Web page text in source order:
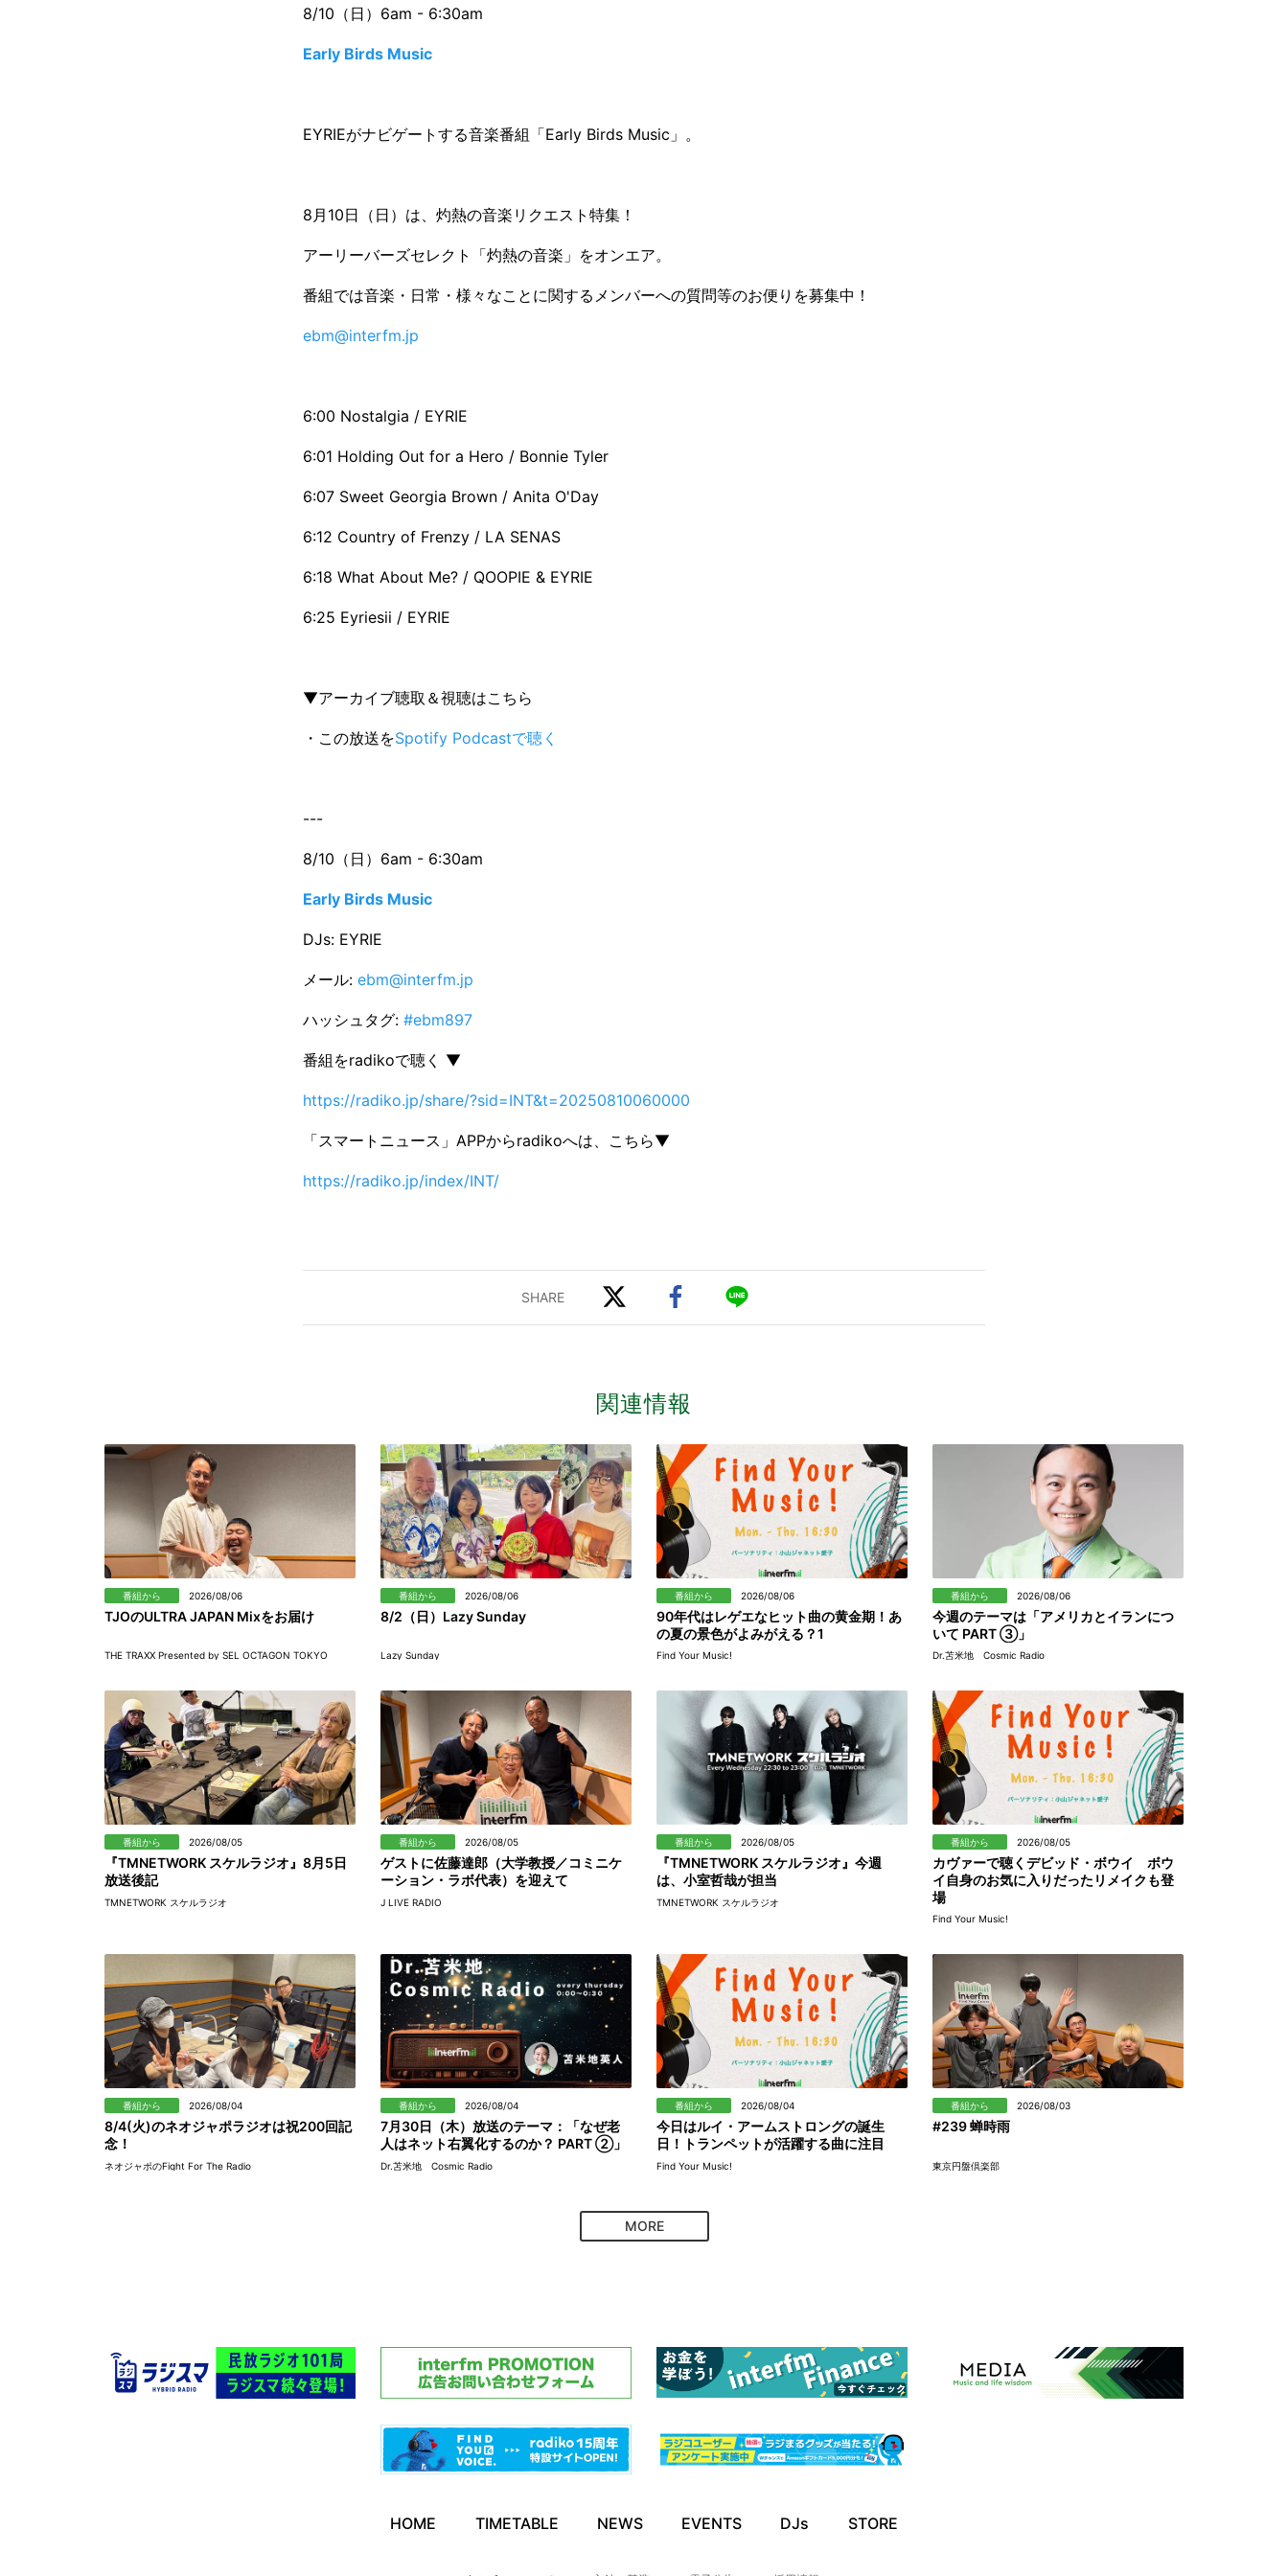
8/10（日）6am - 6:30am
Early Birds Music
EYRIEがナビゲートする音楽番組「Early Birds Music」。
8月10日（日）は、灼熱の音楽リクエスト特集！
アーリーバーズセレクト「灼熱の音楽」をオンエア。
番組では音楽・日常・様々なことに関するメンバーへの質問等のお便りを募集中！
ebm@interfm.jp
6:00 Nostalgia / EYRIE
6:01 Holding Out for a Hero / Bonnie Tyler
6:07 Sweet Georgia Brown / Anita O'Day
6:12 Country of Frenzy / LA SENAS
6:18 What About Me? / QOOPIE & EYRIE
6:25 Eyriesii / EYRIE
▼アーカイブ聴取＆視聴はこちら
・この放送をSpotify Podcastで聴く
---
8/10（日）6am - 6:30am
Early Birds Music
DJs: EYRIE
メール: ebm@interfm.jp
ハッシュタグ: #ebm897
番組をradikoで聴く ▼
https://radiko.jp/share/?sid=INT&t=20250810060000
「スマートニュース」APPからradikoへは、こちら▼
https://radiko.jp/index/INT/
関連情報
番組から 2026/08/06
TJOのULTRA JAPAN Mixをお届け
THE TRAXX Presented by SEL OCTAGON TOKYO
番組から 2026/08/06
8/2（日）Lazy Sunday
Lazy Sunday
番組から 2026/08/06
90年代はレゲエなヒット曲の黄金期！あ
の夏の景色がよみがえる？1
Find Your Music!
番組から 2026/08/06
今週のテーマは「アメリカとイランにつ
いて PART ③」
Dr.苫米地 Cosmic Radio
番組から 2026/08/05
『TMNETWORK スケルラジオ』8月5日
放送後記
TMNETWORK スケルラジオ
番組から 2026/08/05
ゲストに佐藤達郎（大学教授／コミニケ
ーション・ラボ代表）を迎えて
J LIVE RADIO
番組から 2026/08/05
『TMNETWORK スケルラジオ』今週
は、小室哲哉が担当
TMNETWORK スケルラジオ
番組から 2026/08/05
カヴァーで聴くデビッド・ボウイ ボウ
イ自身のお気に入りだったリメイクも登
場
Find Your Music!
番組から 2026/08/04
8/4(火)のネオジャポラジオは祝200回記
念！
ネオジャポのFight For The Radio
番組から 2026/08/04
7月30日（木）放送のテーマ：「なぜ老
人はネット右翼化するのか？ PART ②」
Dr.苫米地 Cosmic Radio
番組から 2026/08/04
今日はルイ・アームストロングの誕生
日！トランペットが活躍する曲に注目
Find Your Music!
番組から 2026/08/03
#239 蝉時雨
東京円盤倶楽部
MORE
HOME TIMETABLE NEWS EVENTS DJs STORE